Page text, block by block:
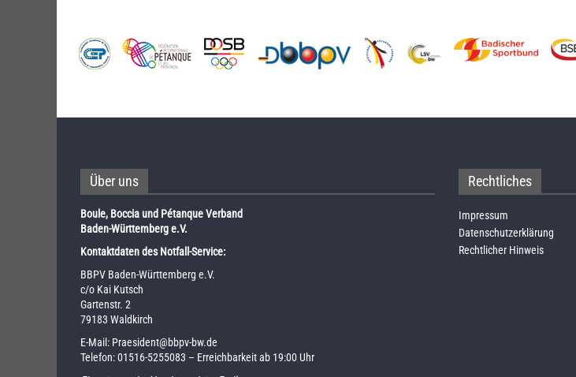
Über uns
Boule, Boccia und Pétanque Verband
Baden-Württemberg e.V.
Kontaktdaten des Notfall-Service:
BBPV Baden-Württemberg e.V.
c/o Kai Kutsch
Gartenstr. 2
79183 Waldkirch
E-Mail: Praesident@bbpv-bw.de
Telefon:01516-5255083 – Erreichbarkeit ab 19:00 Uhr
Rechtliches
Impressum
Datenschutzerklärung
Rechtlicher Hinweis